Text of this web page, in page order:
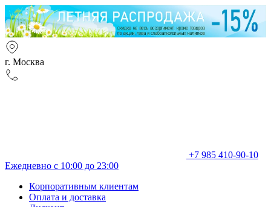
г. Москва
+7 985 410-90-10
Ежедневно с 10:00 до 23:00
Корпоративным клиентам
Оплата и доставка